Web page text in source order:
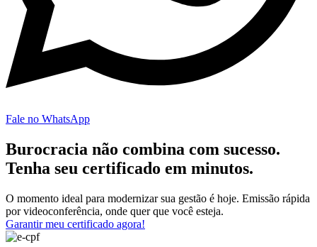
Fale no WhatsApp
Burocracia não combina com sucesso.
Tenha seu certificado em minutos.
O momento ideal para modernizar sua gestão é hoje. Emissão rápida
por videoconferência, onde quer que você esteja.
Garantir meu certificado agora!